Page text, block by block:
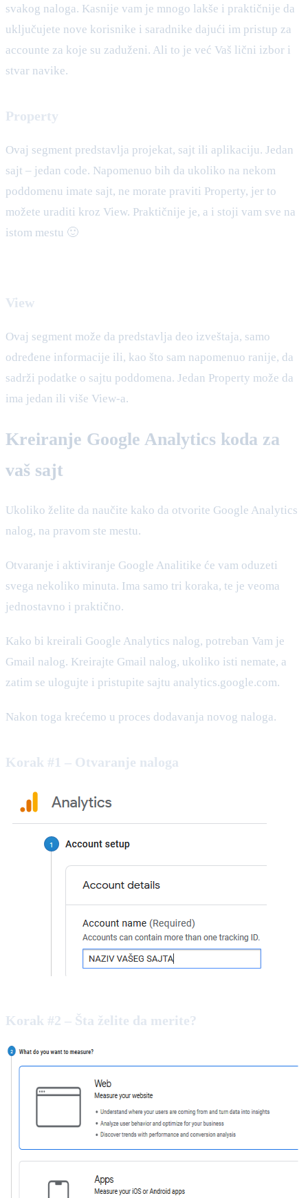
svakog naloga. Kasnije vam je mnogo lakše i praktičnije da
uključujete nove korisnike i saradnike dajući im pristup za
accounte za koje su zaduženi. Ali to je već Vaš lični izbor i
stvar navike.
Property
Ovaj segment predstavlja projekat, sajt ili aplikaciju. Jedan
sajt – jedan code. Napomenuo bih da ukoliko na nekom
poddomenu imate sajt, ne morate praviti Property, jer to
možete uraditi kroz View. Praktičnije je, a i stoji vam sve na
istom mestu 🙂
View
Ovaj segment može da predstavlja deo izveštaja, samo
određene informacije ili, kao što sam napomenuo ranije, da
sadrži podatke o sajtu poddomena. Jedan Property može da
ima jedan ili više View-a.
Kreiranje Google Analytics koda za
vaš sajt
Ukoliko želite da naučite kako da otvorite Google Analytics
nalog, na pravom ste mestu.
Otvaranje i aktiviranje Google Analitike će vam oduzeti
svega nekoliko minuta. Ima samo tri koraka, te je veoma
jednostavno i praktično.
Kako bi kreirali Google Analytics nalog, potreban Vam je
Gmail nalog. Kreirajte Gmail nalog, ukoliko isti nemate, a
zatim se ulogujte i pristupite sajtu analytics.google.com.
Nakon toga krećemo u proces dodavanja novog naloga.
Korak #1 – Otvaranje naloga
Korak #2 – Šta želite da merite?